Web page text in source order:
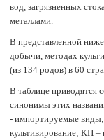
вод, загрязненных
металлами.
В представленной
добычи, методах
(из 134 родов) в 60
В таблице приводятся
синонимы этих
- импортируемые
культивирование; КП